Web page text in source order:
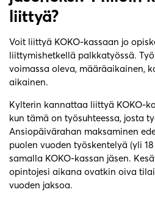
liittyä?
Voit liittyä KOKO-kassaan jo
liittymishetkellä palkkatyössä.
voimassa oleva, määräaikainen,
aikainen.
Kylterin kannattaa liittyä KOKO-
kun tämä on työsuhteessa, josta
Ansiopäivärahan maksaminen
puolen vuoden työskentelyä (yli
samalla KOKO-kassan jäsen.
opintojesi aikana ovatkin oiva
vuoden jaksoa.